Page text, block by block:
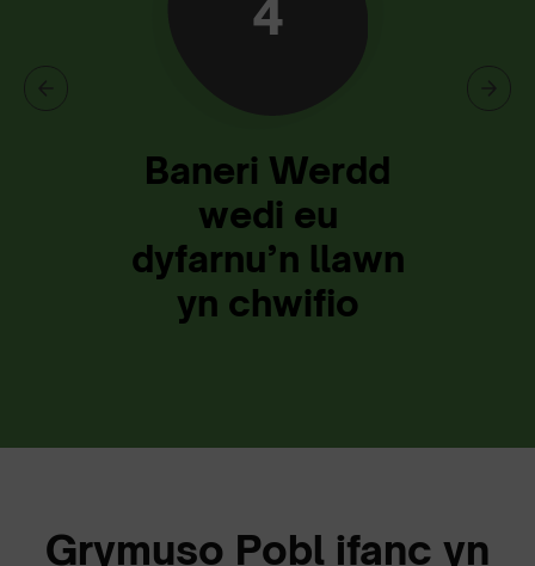
4
Baneri Werdd
wedi eu
dyfarnu’n llawn
yn chwifio
Grymuso Pobl ifanc yn